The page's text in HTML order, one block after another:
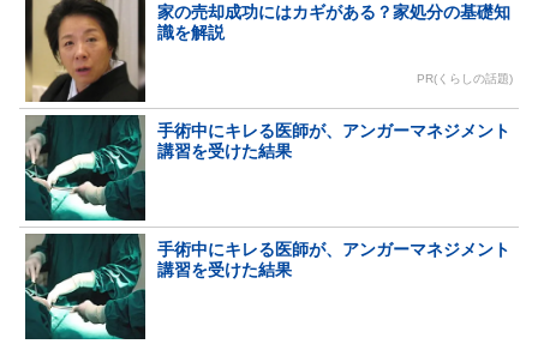
家の売却成功にはカギがある？家処分の基礎知
識を解説
PR(くらしの話題)
手術中にキレる医師が、アンガーマネジメント
講習を受けた結果
手術中にキレる医師が、アンガーマネジメント
講習を受けた結果